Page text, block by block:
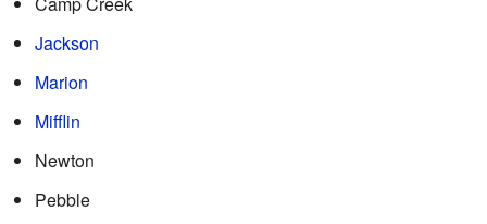
Jackson
Marion
Mifflin
Newton
Pebble